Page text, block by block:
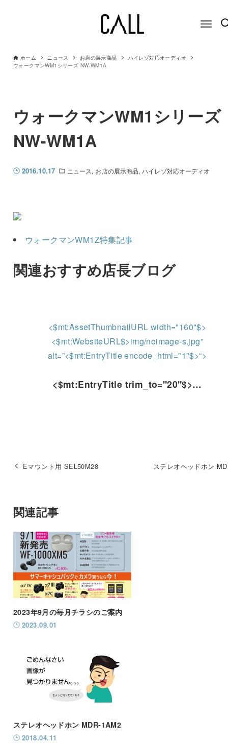
ホーム ニュース お店の展示商品
ハイレゾ対応オーディオ
ウォークマンWM1シリーズ NW-WM1A
ウォークマンWM1シリーズ
NW-WM1A
2016.10.17 ニュース お店の展示商品 ハイレゾ対応オーディオ
ウォークマンWM1Z特集記事
関連おすすめ店長ブログ
<$mt:AssetThumbnailURL width="160"$>
<$mt:WebsiteURL$>img/noimage-s.jpg”
alt=”<$mt:EntryTitle encode_html="1"$>“>
<$mt:EntryTitle trim_to="20"$>…
Eマウント用 SEL50M28 ステレオヘッドホン
関連記事
2023年9月の毎月チラシのご案内
2023.09.01
ステレオヘッドホン MDR-1AM2
2018.04.11